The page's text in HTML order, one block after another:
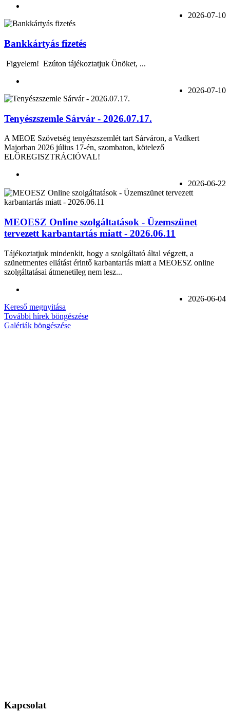
2026-07-10
Bankkártyás fizetés
Figyelem! Ezúton tájékoztatjuk Önöket, ...
2026-07-10
Tenyészszemle Sárvár - 2026.07.17.
A MEOE Szövetség tenyészszemlét tart Sárváron, a Vadkert
Majorban 2026 július 17-én, szombaton, kötelező
ELŐREGISZTRÁCIÓVAL!
2026-06-22
MEOESZ Online szolgáltatások - Üzemszünet
tervezett karbantartás miatt - 2026.06.11
Tájékoztatjuk mindenkit, hogy a szolgáltató által végzett, a
szünetmentes ellátást érintő karbantartás miatt a MEOESZ online
szolgáltatásai átmenetileg nem lesz...
2026-06-04
Kereső megnyitása
További hírek böngészése
Galériák böngészése
Kapcsolat